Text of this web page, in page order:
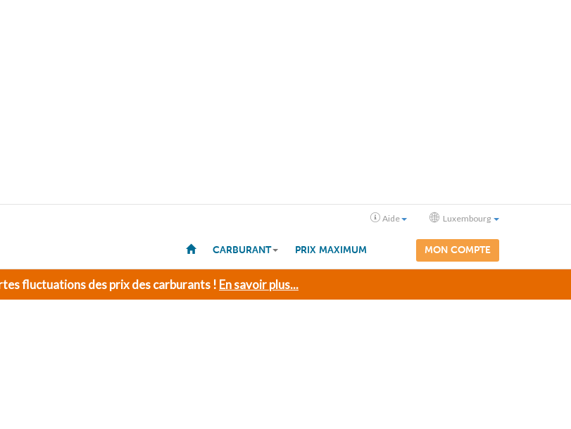
Aide Luxembourg
CARBURANT PRIX MAXIMUM MON COMPTE
fluctuations des prix des carburants ! En savoir plus...